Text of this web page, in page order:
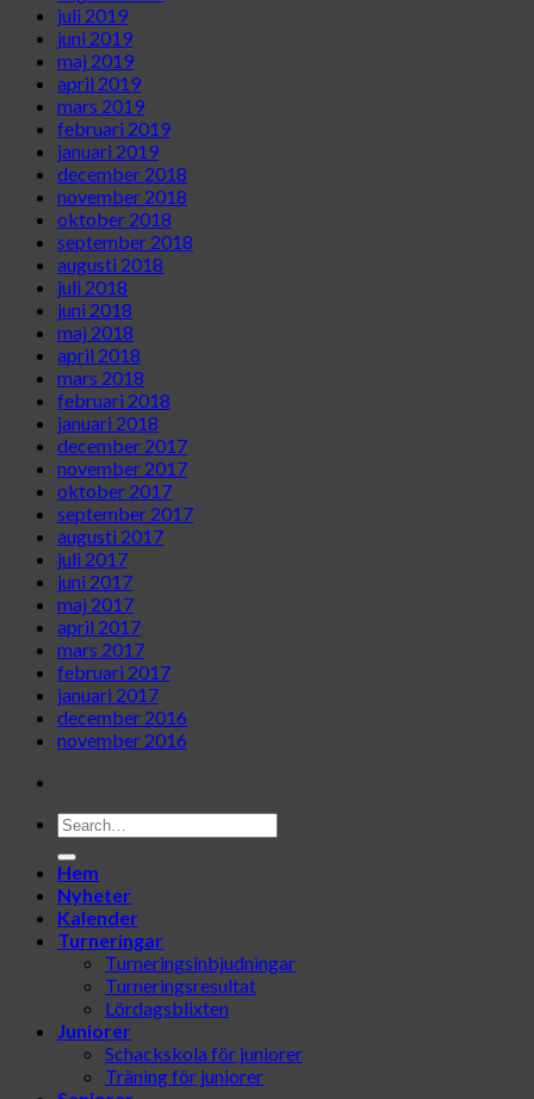
juli 2019
juni 2019
maj 2019
april 2019
mars 2019
februari 2019
januari 2019
december 2018
november 2018
oktober 2018
september 2018
augusti 2018
juli 2018
juni 2018
maj 2018
april 2018
mars 2018
februari 2018
januari 2018
december 2017
november 2017
oktober 2017
september 2017
augusti 2017
juli 2017
juni 2017
maj 2017
april 2017
mars 2017
februari 2017
januari 2017
december 2016
november 2016
Hem
Nyheter
Kalender
Turneringar
Turneringsinbjudningar
Turneringsresultat
Lördagsblixten
Juniorer
Schackskola för juniorer
Träning för juniorer